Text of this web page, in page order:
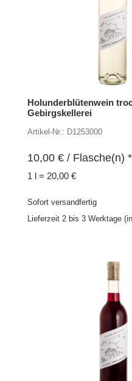
Holunderblütenwein
Gebirgskellerei
Artikel-Nr.: D1253000
10,00 € / Flasche(n) *
1 l = 20,00 €
Sofort versandfertig
Lieferzeit 2 bis 3 Werktage